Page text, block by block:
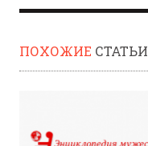
ПОХОЖИЕ СТАТЬИ